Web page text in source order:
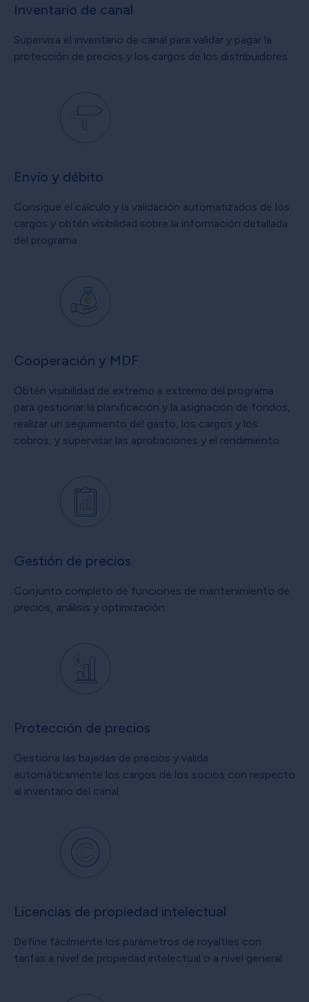
Inventario de canal
Supervisa el inventario de canal para validar y pagar la
protección de precios y los cargos de los distribuidores
Envío y débito
Consigue el cálculo y la validación automatizados de los
cargos y obtén visibilidad sobre la información detallada
del programa.
Cooperación y MDF
Obtén visibilidad de extremo a extremo del programa
para gestionar la planificación y la asignación de fondos,
realizar un seguimiento del gasto, los cargos y los
cobros, y supervisar las aprobaciones y el rendimiento.
Gestión de precios
Conjunto completo de funciones de mantenimiento de
precios, análisis y optimización.
Protección de precios
Gestiona las bajadas de precios y valida
automáticamente los cargos de los socios con respecto
al inventario del canal.
Licencias de propiedad intelectual
Define fácilmente los parámetros de royalties con
tarifas a nivel de propiedad intelectual o a nivel general.